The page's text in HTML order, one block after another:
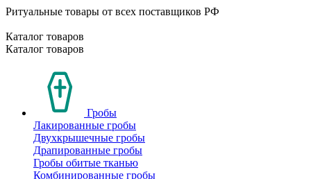
Ритуальные товары от всех поставщиков РФ
Каталог товаров
Каталог товаров
Гробы
Лакированные гробы
Двухкрышечные гробы
Драпированные гробы
Гробы обитые тканью
Комбинированные гробы